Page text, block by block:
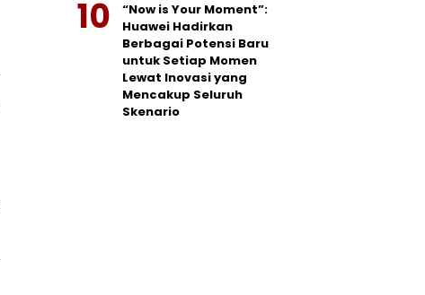
“Now is Your Moment”:
Huawei Hadirkan
Berbagai Potensi Baru
untuk Setiap Momen
Lewat Inovasi yang
Mencakup Seluruh
Skenario